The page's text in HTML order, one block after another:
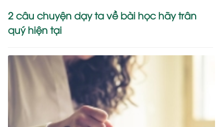
2 câu chuyện dạy ta về bài học hãy trân
quý hiện tại